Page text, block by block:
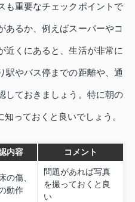
も重要なチェックポイントで
あるか、例えばスーパーやコ
近くにあると、生活が非常に
駅やバス停までの距離や、通
しておきましょう。特に朝の
っておくと良いでしょう。
内容 コメント
の傷、
動作
問題があれば写真
を撮っておくと良
い